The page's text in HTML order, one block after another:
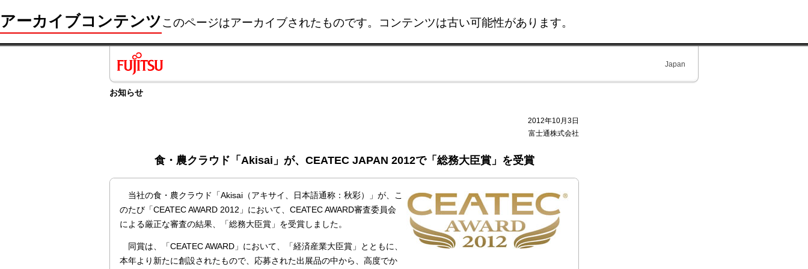
アーカイブコンテンツこのページはアーカイブされたものです。コンテンツは古い可能性があります。
Japan
お知らせ
2012年10月3日
富士通株式会社
食・農クラウド「Akisai」が、CEATEC JAPAN 2012で「総務大臣賞」を受賞
当社の食・農クラウド「Akisai（アキサイ、日本語通称：秋彩）」が、こ
のたび「CEATEC AWARD 2012」において、CEATEC AWARD審査委員会
による厳正な審査の結果、「総務大臣賞」を受賞しました。
同賞は、「CEATEC AWARD」において、「経済産業大臣賞」とともに、
本年より新たに創設されたもので、応募された出展品の中から、高度でか